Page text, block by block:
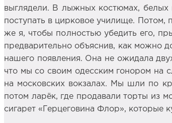
выглядели. В лыжных костюмах, белых
поступать в цирковое училище. Потом,
же я, чтобы полностью убедить его,
предварительно объяснив, как можно
нашего появления. Она не ожидала
что мы со своим одесским гонором на
на московских вокзалах. Мы шли по
потом ларёк, где продавали торты из
сигарет «Герцеговина Флор», которые